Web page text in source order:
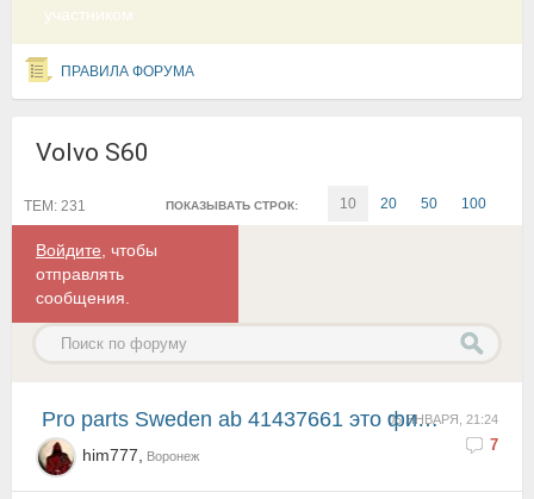
участником
ПРАВИЛА ФОРУМА
Volvo S60
ПОКАЗЫВАТЬ СТРОК: 10 20 50 100
ТЕМ: 231
Войдите , чтобы
отправлять
сообщения.
06 ЯНВАРЯ, 21:24
7
Pro parts Sweden ab 41437661 это фирма которую главный инженер компании вольво, которой уволился пос...
him777, Воронеж